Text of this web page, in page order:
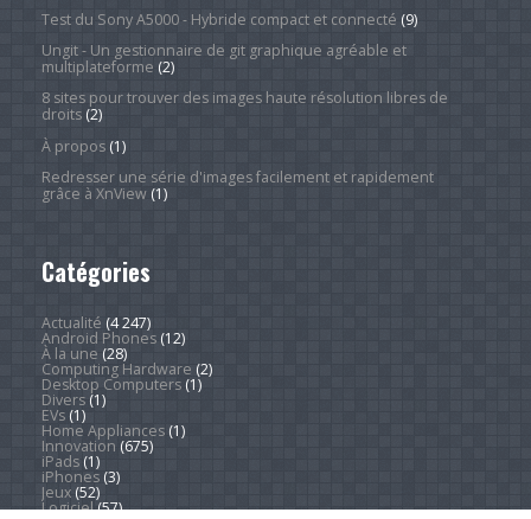
Test du Sony A5000 - Hybride compact et connecté (9)
Ungit - Un gestionnaire de git graphique agréable et
multiplateforme (2)
8 sites pour trouver des images haute résolution libres de
droits(2)
À propos(1)
Redresser une série d'images facilement et rapidement
grâce à XnView(1)
Catégories
Actualité (4 247)
Android Phones(12)
À la une (28)
Computing Hardware (2)
Desktop Computers(1)
Divers(1)
EVs(1)
Home Appliances(1)
Innovation (675)
iPads(1)
iPhones(3)
Jeux(52)
Logiciel(57)